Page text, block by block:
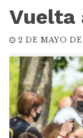
Vuelta
2 DE MAYO